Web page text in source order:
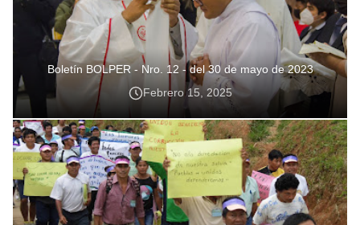
Boletín BOLPER - Nro. 12 - del 30 de mayo de 2023
Febrero 15, 2025